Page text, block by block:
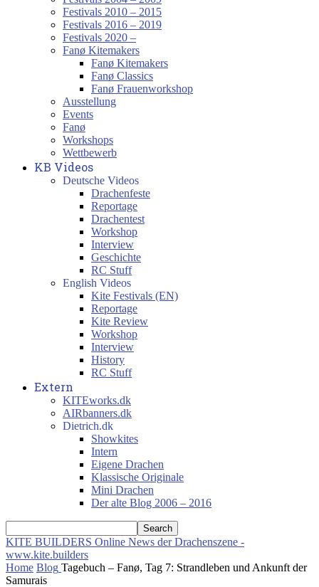
Festivals 2010 – 2015
Festivals 2016 – 2019
Festivals 2020 –
Fanø Kitemakers
Fanø Kitemakers
Fanø Classics
Fanø Frauenworkshop
Ausstellung
Events
Fanø
Workshops
Wettbewerb
KB Videos
Deutsche Videos
Drachenfeste
Reportage
Drachentest
Workshop
Interview
Geschichte
RC Stuff
English Videos
Kite Festivals (EN)
Reportage
Kite Review
Workshop
Interview
History
RC Stuff
Extern
KITEworks.dk
AIRbanners.dk
Dietrich.dk
Showkites
Intern
Eigene Drachen
Klassische Originale
Mini Drachen
Der alte Blog 2006 – 2016
KITE BUILDERS Online News der Drachenszene -
www.kite.builders
Home Blog Tagebuch – Fanø, Tag 7: Strandleben und Ankunft der
Samurais